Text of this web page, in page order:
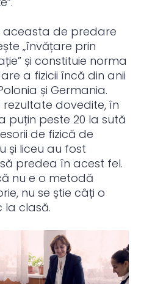
aceasta de predare
„învățare prin
și constituie norma
a fizicii încă din anii
și Germania.
rezultate dovedite, în
puțin peste 20 la sută
de fizică de
și liceu au fost
predea în acest fel.
nu e o metodă
nu se știe câți o
la clasă.